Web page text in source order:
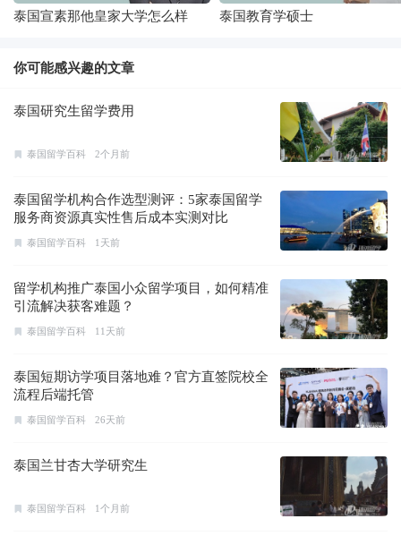
泰国宣素那他皇家大学怎么样 泰国教育学硕士
你可能感兴趣的文章
泰国研究生留学费用
泰国留学百科 2个月前
泰国留学机构合作选型测评：5家泰国留学
服务商资源真实性售后成本实测对比
泰国留学百科 1天前
留学机构推广泰国小众留学项目，如何精准
引流解决获客难题？
泰国留学百科 11天前
泰国短期访学项目落地难？官方直签院校全
流程后端托管
泰国留学百科 26天前
泰国兰甘杏大学研究生
泰国留学百科 1个月前